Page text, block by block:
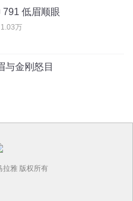
低眉顺眼
1.03万
与金刚怒目
拉雅 版权所有